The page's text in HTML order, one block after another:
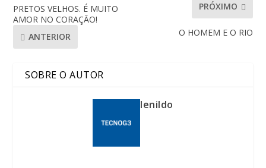
PRETOS VELHOS. É MUITO
AMOR NO CORAÇÃO!
ANTERIOR
PRÓXIMO
O HOMEM E O RIO
SOBRE O AUTOR
lenildo